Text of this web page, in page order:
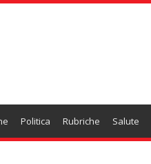
Politica Rubriche Salute